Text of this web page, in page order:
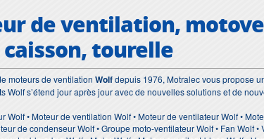
de ventilation,
tourelle
moteurs de ventilation Wolfdepuis 1976, Motralec vous propose
Wolf s’étend jour après jour avec de nouvelles solutions et de
Wolf • Moteur de ventilation Wolf • Moteur de ventilateur Wolf •
de condenseur Wolf • Groupe moto-ventilateur Wolf • Fan Wolf •